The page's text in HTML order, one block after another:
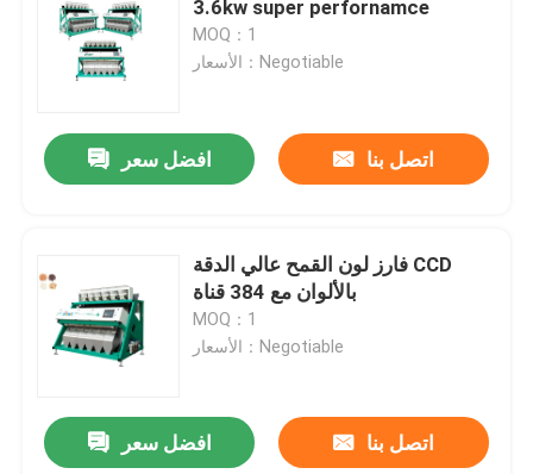
آلة فرز المواد
فارز لون الذرة
3.6kw super perfornamce
MOQ：1
الأسعار：Negotiable
افضل سعر اتصل بنا
فارز لون القمح عالي الدقة CCD
بالألوان مع 384 قناة
MOQ：1
الأسعار：Negotiable
افضل سعر اتصل بنا